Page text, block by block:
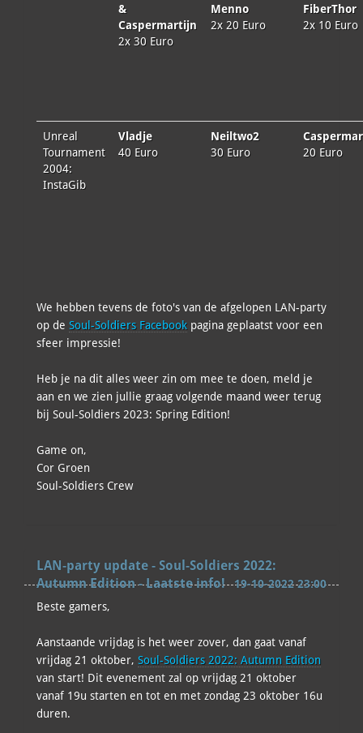
&
Caspermartijn
2x 30 Euro
Menno
2x 20 Euro
FiberThor
2x 10 Euro
Unreal
Tournament
2004:
InstaGib
Vladje
40 Euro
Neiltwo2
30 Euro
20 Euro
We hebben tevens de foto's van de afgelopen LAN-party
op de Soul-Soldiers Facebook pagina geplaatst voor een
sfeer impressie!
Heb je na dit alles weer zin om mee te doen, meld je
aan en we zien jullie graag volgende maand weer terug
bij Soul-Soldiers 2023: Spring Edition!
Game on,
Cor Groen
Soul-Soldiers Crew
LAN-party update - Soul-Soldiers 2022:
Autumn Edition - Laatste info!
19-10-2022 23:00
Beste gamers,
Aanstaande vrijdag is het weer zover, dan gaat vanaf
vrijdag 21 oktober, Soul-Soldiers 2022: Autumn Edition
van start! Dit evenement zal op vrijdag 21 oktober
vanaf 19u starten en tot en met zondag 23 oktober 16u
duren.